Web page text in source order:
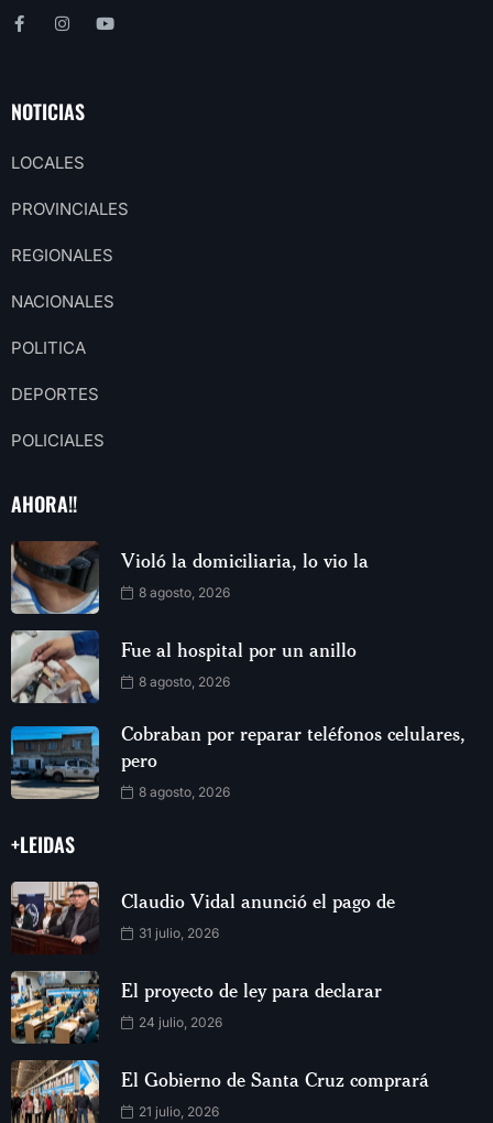
NOTICIAS
LOCALES
PROVINCIALES
REGIONALES
NACIONALES
POLITICA
DEPORTES
POLICIALES
AHORA!!
Violó la domiciliaria, lo vio la
8 agosto, 2026
Fue al hospital por un anillo
8 agosto, 2026
Cobraban por reparar teléfonos celulares,
pero
8 agosto, 2026
+LEIDAS
Claudio Vidal anunció el pago de
31 julio, 2026
El proyecto de ley para declarar
24 julio, 2026
El Gobierno de Santa Cruz comprará
21 julio, 2026